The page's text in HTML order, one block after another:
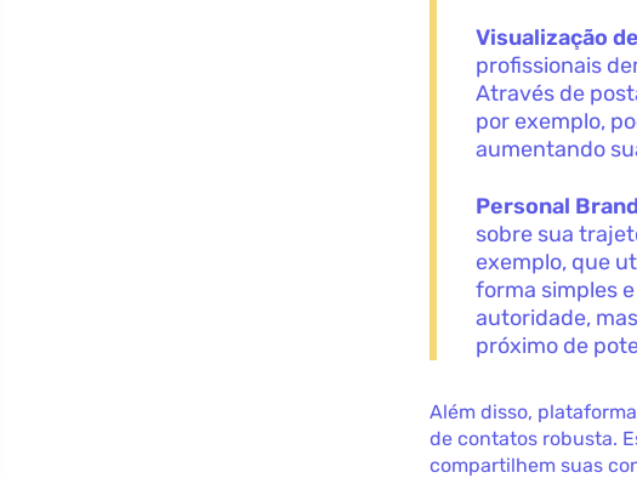
Visualização
profissionais
Através de
por exemplo,
aumentando
Personal
sobre sua
exemplo, que
forma simples
autoridade,
próximo de
Além disso,
de contatos robusta.
compartilhem suas